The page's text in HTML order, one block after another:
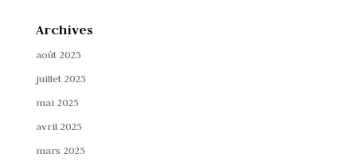
Archives
août 2025
juillet 2025
mai 2025
avril 2025
mars 2025